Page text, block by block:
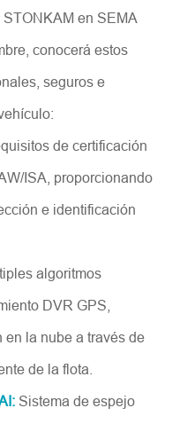
en SEMA
conocerá estos
seguros e
de certificación
ISA, proporcionando
e identificación
algoritmos
DVR GPS,
en la nube a través de
de la flota.
Sistema de espejo